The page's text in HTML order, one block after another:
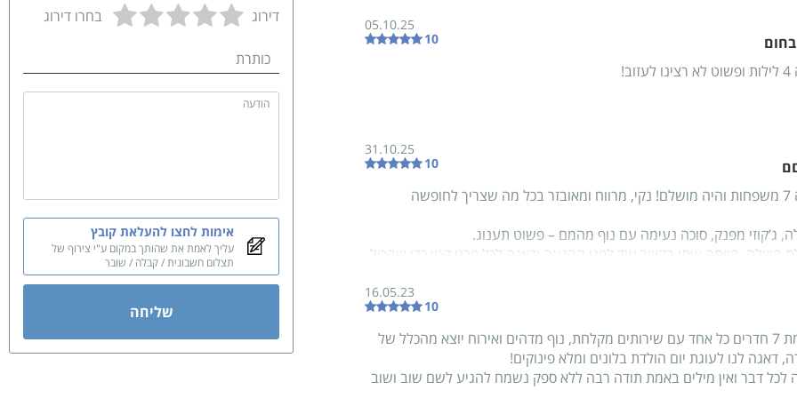
דירוג בחרו דירוג
כותרת
הודעה
אימות לחצו להעלאת קובץ
עליך לאמת את שהותך במקום ע"י צירוף של
תצלום חשבונית / קבלה / שובר
שליחה
05.10.25
10
31.10.25
10
היינו בוילה 7 משפחות והיה מושלם! נקי, מרווח ומאובזר בכל מה שצריך לחופשה
ג’קוזי מפנק, סוכה נעימה עם נוף מהמם – פשוט תענוג.
הווילה, הייתה איתי בקשר עוד לפני ההגעה ודאגה לכל פרט קטן כדי שהכול
אורלי ואורפז המשיכו לשאול שוב ושוב אם חסר לנו משהו ודאגו שנרגיש
בחיוך גדול, פינקו אותנו בבקבוקי יין ובהפתעות טעימות, ואפילו אפו לאבא
הולדת ????????❤️
מושלמת עם יחס אישי, חם ומלא אהבה – ממליצים מכל הלב!
16.05.23
10
וילה מהממת 7 חדרים כל אחד עם שירותים מקלחת, נוף מדהים ואירוח יוצא מהכלל של
דאגה לנו לעוגת יום הולדת בלונים ומלא פינוקים!
לכל דבר ואין מילים באמת תודה רבה ללא ספק נשמח להגיע לשם שוב ושוב